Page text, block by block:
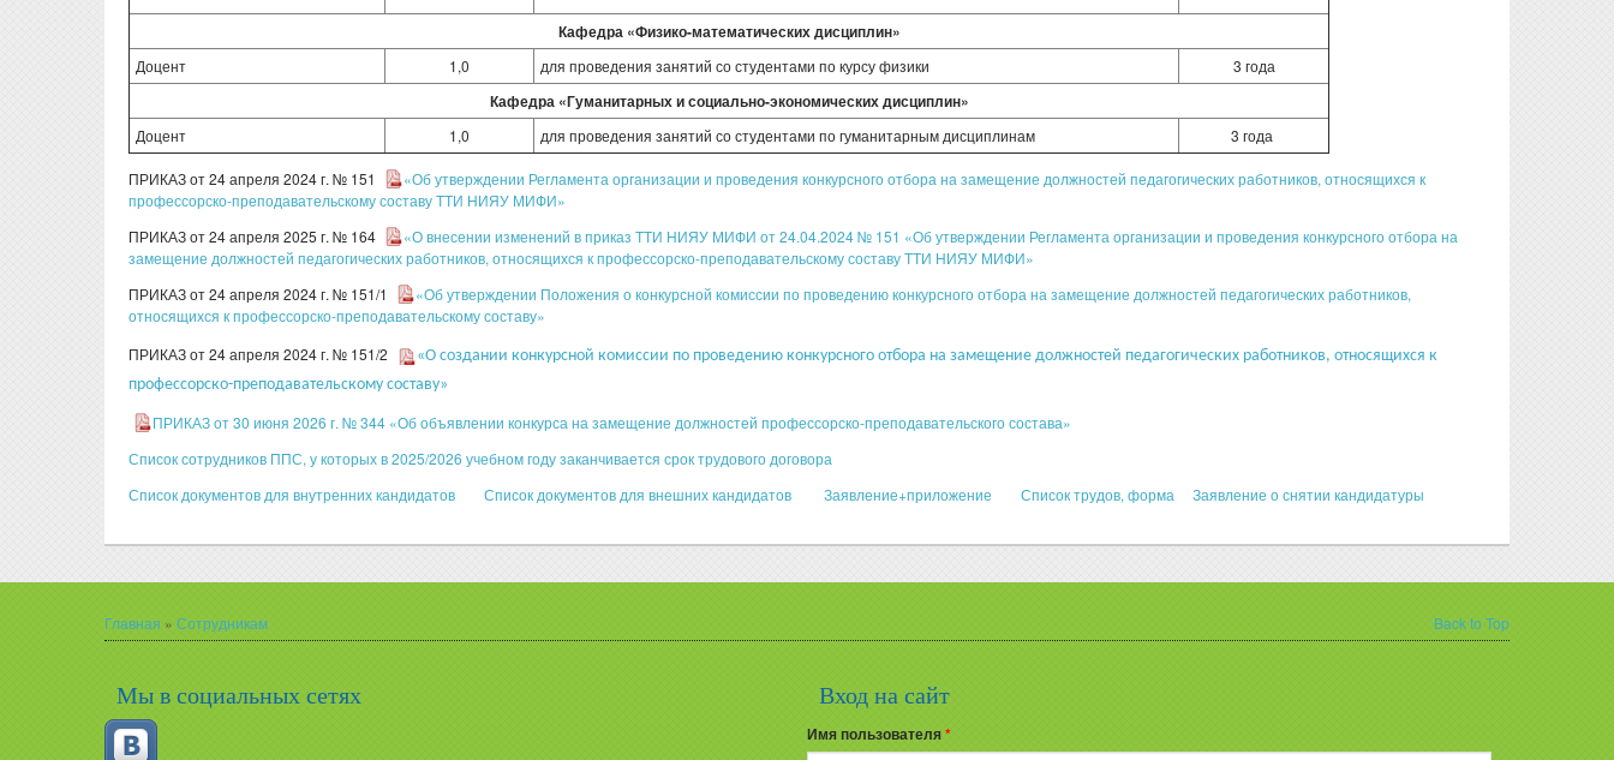
Кафедра «Физико-математических дисциплин»
Доцент 1,0 для проведения занятий со студентами по курсу физики 3 года
Кафедра «Гуманитарных и социально-экономических дисциплин»
Доцент 1,0 для проведения занятий со студентами по гуманитарным дисциплинам 3 года
ПРИКАЗ от 24 апреля 2024 г. № 151
«Об утверждении Регламента организации и проведения конкурсного отбора на замещение должностей педагогических работников, относящихся к
профессорско-преподавательскому составу ТТИ НИЯУ МИФИ»
ПРИКАЗ от 24 апреля 2025 г. № 164
«О внесении изменений в приказ ТТИ НИЯУ МИФИ от 24.04.2024 № 151 «Об утверждении Регламента организации и проведения конкурсного отбора на
замещение должностей педагогических работников, относящихся к профессорско-преподавательскому составу ТТИ НИЯУ МИФИ»
ПРИКАЗ от 24 апреля 2024 г. № 151/1
«Об утверждении Положения о конкурсной комиссии по проведению конкурсного отбора на замещение должностей педагогических работников,
относящихся к профессорско-преподавательскому составу»
ПРИКАЗ от 24 апреля 2024 г. № 151/2
«О создании конкурсной комиссии по проведению конкурсного отбора на замещение должностей педагогических работников, относящихся к
профессорско-преподавательскому составу»
ПРИКАЗ от 30 июня 2026 г. № 344 «Об объявлении конкурса на замещение должностей профессорско-преподавательского состава»
Список сотрудников ППС, у которых в 2025/2026 учебном году заканчивается срок трудового договора
Список документов для внутренних кандидатов
Список документов для внешних кандидатов Заявление+приложение Список трудов, форма Заявление о снятии кандидатуры
Вы здесь
Главная » Сотрудникам Back to Top
Мы в социальных сетях Вход на сайт
Имя пользователя*